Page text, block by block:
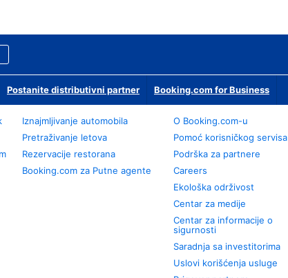
Postanite distributivni partner Booking.com for Business
Iznajmljivanje automobila
Pretraživanje letova
Rezervacije restorana
Booking.com za Putne agente
О Booking.com-u
Pomoć korisničkog servisa
Podrška za partnere
Careers
Ekološka održivost
Centar za medije
Centar za informacije o
sigurnosti
Saradnja sa investitorima
Uslovi korišćenja usluge